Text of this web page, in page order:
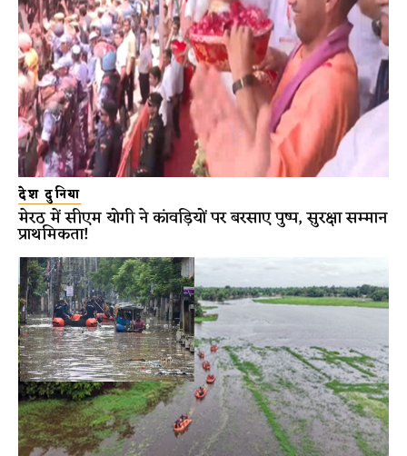
देश दुनिया
मेरठ में सीएम योगी ने कांवड़ियों पर बरसाए पुष्प, सुरक्षा सम्मान
प्राथमिकता!